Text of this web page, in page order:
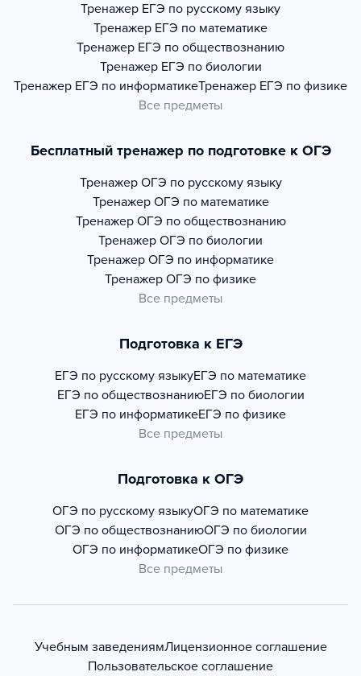
Тренажер ЕГЭ по русскому языку
Тренажер ЕГЭ по математике
Тренажер ЕГЭ по обществознанию
Тренажер ЕГЭ по биологии
Тренажер ЕГЭ по информатикеТренажер ЕГЭ по физике
Все предметы
Бесплатный тренажер по подготовке к ОГЭ
Тренажер ОГЭ по русскому языку
Тренажер ОГЭ по математике
Тренажер ОГЭ по обществознанию
Тренажер ОГЭ по биологии
Тренажер ОГЭ по информатике
Тренажер ОГЭ по физике
Все предметы
Подготовка к ЕГЭ
ЕГЭ по русскому языкуЕГЭ по математике
ЕГЭ по обществознаниюЕГЭ по биологии
ЕГЭ по информатикеЕГЭ по физике
Все предметы
Подготовка к ОГЭ
ОГЭ по русскому языкуОГЭ по математике
ОГЭ по обществознаниюОГЭ по биологии
ОГЭ по информатикеОГЭ по физике
Все предметы
Учебным заведениямЛицензионное соглашение
Пользовательское соглашение